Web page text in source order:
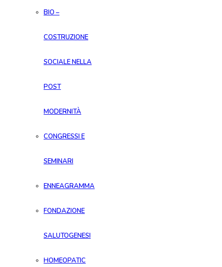
BIO –
COSTRUZIONE
SOCIALE NELLA
POST
MODERNITÀ
CONGRESSI E
SEMINARI
ENNEAGRAMMA
FONDAZIONE
SALUTOGENESI
HOMEOPATIC